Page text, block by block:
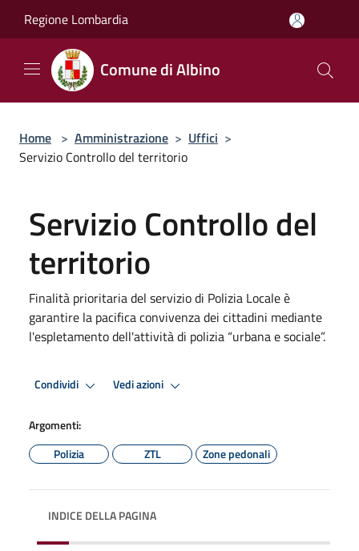
Regione Lombardia
Comune di Albino
Home > Amministrazione > Uffici >
Servizio Controllo del territorio
Servizio Controllo del
territorio
Finalità prioritaria del servizio di Polizia Locale è
garantire la pacifica convivenza dei cittadini mediante
l'espletamento dell'attività di polizia “urbana e sociale”.
Condividi Vedi azioni
Argomenti:
Polizia
ZTL Zone pedonali
INDICE DELLA PAGINA